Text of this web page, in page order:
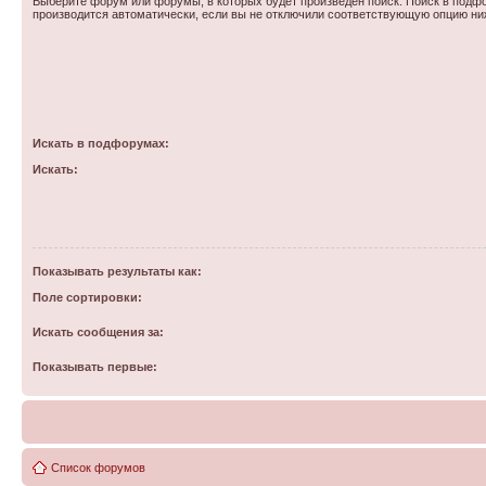
производится автоматически, если вы не отключили соответствующую опцию
Искать в подфорумах:
Искать:
Показывать результаты как:
Поле сортировки:
Искать сообщения за:
Показывать первые:
Список форумов